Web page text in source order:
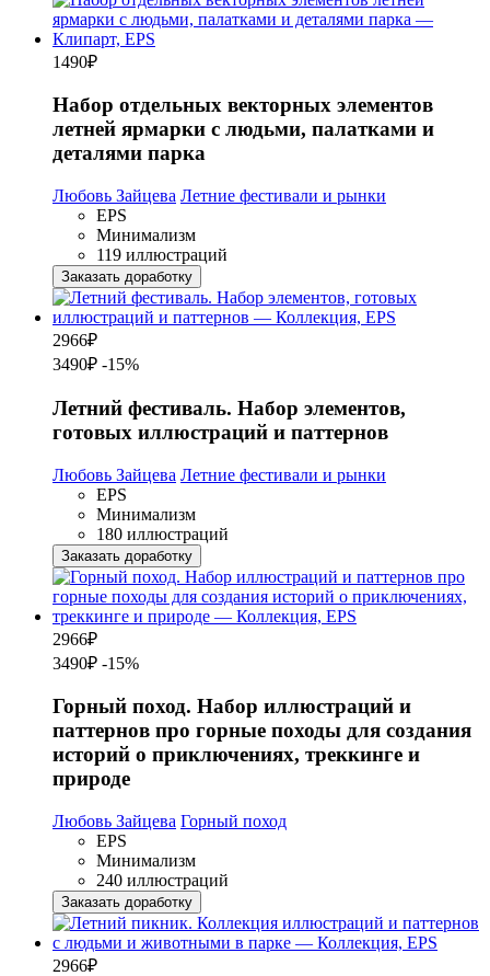
1490₽
Набор отдельных векторных элементов
летней ярмарки с людьми, палатками и
деталями парка
Любовь Зайцева Летние фестивали и рынки
EPS
Минимализм
119 иллюстраций
Заказать доработку
2966₽
3490₽ -15%
Летний фестиваль. Набор элементов,
готовых иллюстраций и паттернов
Любовь Зайцева Летние фестивали и рынки
EPS
Минимализм
180 иллюстраций
Заказать доработку
2966₽
3490₽ -15%
Горный поход. Набор иллюстраций и
паттернов про горные походы для создания
историй о приключениях, треккинге и
природе
Любовь Зайцева Горный поход
EPS
Минимализм
240 иллюстраций
Заказать доработку
2966₽